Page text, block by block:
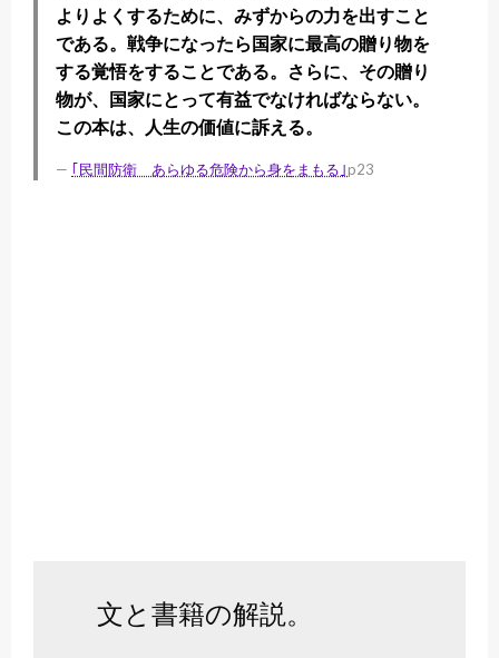
よりよくするために、みずからの力を出すこと
である。戦争になったら国家に最高の贈り物を
する覚悟をすることである。さらに、その贈り
物が、国家にとって有益でなければならない。
この本は、人生の価値に訴える。
｢民間防衛 あらゆる危険から身をまもる｣p23
文と書籍の解説。